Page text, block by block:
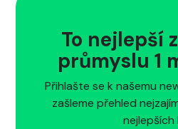
To nejlepší
průmyslu 1
Přihlašte se k našemu
zašleme přehled
nejlepších